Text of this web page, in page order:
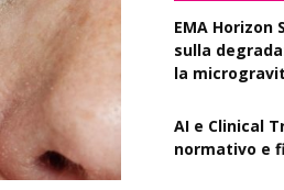
EMA Horizon
sulla
la
AI e Clinical
normativo e